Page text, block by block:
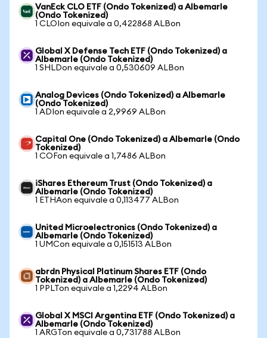
VanEck CLO ETF (Ondo Tokenized) a Albemarle
(Ondo Tokenized)
1 CLOIon equivale a 0,422868 ALBon
Global X Defense Tech ETF (Ondo Tokenized) a
Albemarle (Ondo Tokenized)
1 SHLDon equivale a 0,530609 ALBon
Analog Devices (Ondo Tokenized) a Albemarle
(Ondo Tokenized)
1 ADIon equivale a 2,9969 ALBon
Capital One (Ondo Tokenized) a Albemarle (Ondo
Tokenized)
1 COFon equivale a 1,7486 ALBon
iShares Ethereum Trust (Ondo Tokenized) a
Albemarle (Ondo Tokenized)
1 ETHAon equivale a 0,113477 ALBon
United Microelectronics (Ondo Tokenized) a
Albemarle (Ondo Tokenized)
1 UMCon equivale a 0,151513 ALBon
abrdn Physical Platinum Shares ETF (Ondo
Tokenized) a Albemarle (Ondo Tokenized)
1 PPLTon equivale a 1,2294 ALBon
Global X MSCI Argentina ETF (Ondo Tokenized) a
Albemarle (Ondo Tokenized)
1 ARGTon equivale a 0,731788 ALBon